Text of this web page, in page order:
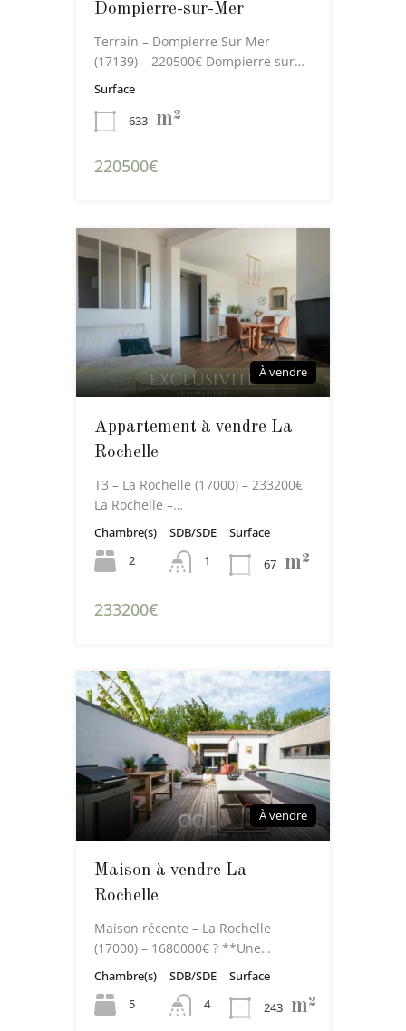
Dompierre-sur-Mer
Terrain – Dompierre Sur Mer
(17139) – 220500€ Dompierre sur…
Surface
633 m²
220500€
À vendre
Appartement à vendre La
Rochelle
T3 – La Rochelle (17000) – 233200€
La Rochelle –…
Chambre(s)
2
SDB/SDE
1
Surface
67 m²
233200€
À vendre
Maison à vendre La
Rochelle
Maison récente – La Rochelle
(17000) – 1680000€ ? **Une…
Chambre(s)
5
SDB/SDE
4
Surface
243 m²